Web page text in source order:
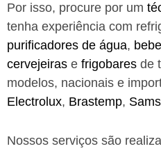
Por isso, procure por um
tenha experiência com
purificadores de água,
cervejeiras e frigobares de
modelos, nacionais e
Electrolux, Brastemp,
Nossos serviços são